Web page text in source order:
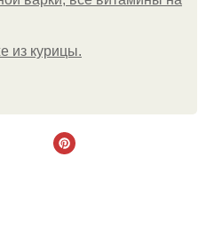
из курицы.